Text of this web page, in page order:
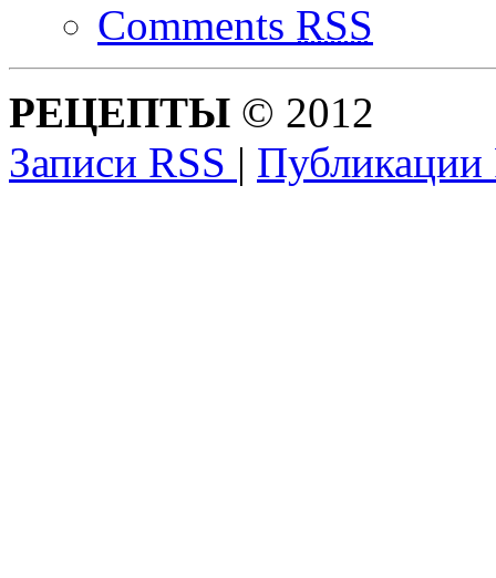
Comments RSS
РЕЦЕПТЫ © 2012
Записи RSS | Публикации